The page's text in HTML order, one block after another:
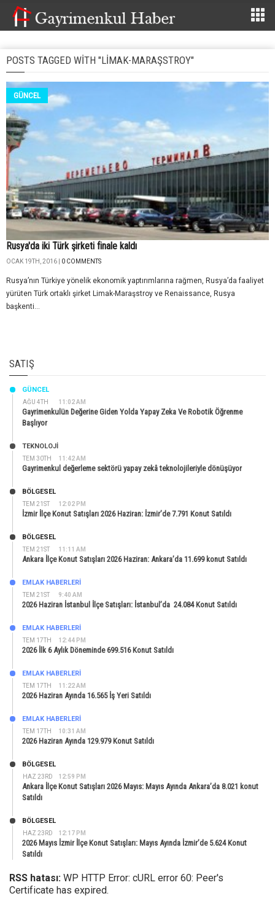
POSTS TAGGED WITH "LIMAK-MARAŞSTROY"
GÜNCEL
Rusya'da iki Türk şirketi finale kaldı
OCAK 19TH, 2016 | 0 COMMENTS
Rusya’nın Türkiye yönelik ekonomik yaptırımlarına rağmen, Rusya’da faaliyet
yürüten Türk ortaklı şirket Limak-Maraşstroy ve Renaissance, Rusya
başkenti...
SATIŞ
AĞU 4TH 11:02 AM
GÜNCEL
Gayrimenkulün Değerine Giden Yolda Yapay Zeka Ve Robotik Öğrenme
Başlıyor
TEM 30TH 11:42 AM
TEKNOLOJİ
Gayrimenkul değerleme sektörü yapay zekâ teknolojileriyle dönüşüyor
TEM 21ST 12:02 PM
BÖLGESEL
İzmir İlçe Konut Satışları 2026 Haziran: İzmir’de 7.791 Konut Satıldı
TEM 21ST 11:11 AM
BÖLGESEL
Ankara İlçe Konut Satışları 2026 Haziran: Ankara’da 11.699 konut Satıldı
TEM 21ST 9:40 AM
EMLAK HABERLERI
2026 Haziran İstanbul İlçe Satışları: İstanbul’da 24.084 Konut Satıldı
TEM 17TH 12:44 PM
EMLAK HABERLERI
2026 İlk 6 Aylık Döneminde 699.516 Konut Satıldı
TEM 17TH 11:22 AM
EMLAK HABERLERI
2026 Haziran Ayında 16.565 İş Yeri Satıldı
TEM 17TH 10:31 AM
EMLAK HABERLERI
2026 Haziran Ayında 129.979 Konut Satıldı
HAZ 23RD 12:59 PM
BÖLGESEL
Ankara İlçe Konut Satışları 2026 Mayıs: Mayıs Ayında Ankara’da 8.021 konut
Satıldı
HAZ 23RD 12:17 PM
BÖLGESEL
2026 Mayıs İzmir İlçe Konut Satışları: Mayıs Ayında İzmir’de 5.624 Konut
Satıldı
RSS hatası: WP HTTP Error: cURL error 60: Peer's
Certificate has expired.